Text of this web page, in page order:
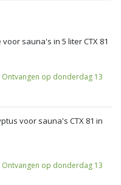
sauna's in 5 liter CTX 81
Ontvangen op donderdag 13
voor sauna's CTX 81 in
Ontvangen op donderdag 13